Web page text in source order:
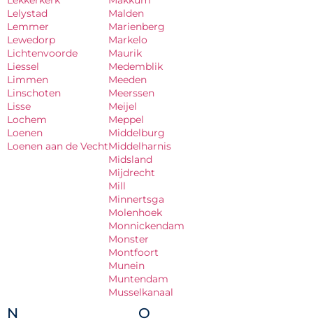
Lelystad
Lemmer
Lewedorp
Lichtenvoorde
Liessel
Limmen
Linschoten
Lisse
Lochem
Loenen
Loenen aan de Vecht
Malden
Marienberg
Markelo
Maurik
Medemblik
Meeden
Meerssen
Meijel
Meppel
Middelburg
Middelharnis
Midsland
Mijdrecht
Mill
Minnertsga
Molenhoek
Monnickendam
Monster
Montfoort
Munein
Muntendam
Musselkanaal
N O